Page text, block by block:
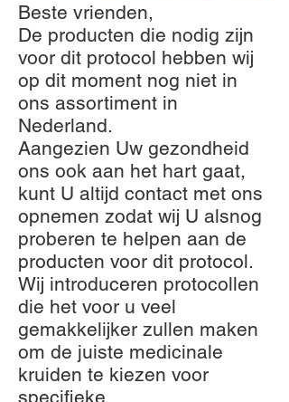
Beste vrienden,
De producten die nodig zijn
voor dit protocol hebben wij
op dit moment nog niet in
ons assortiment in
Nederland.
Aangezien Uw gezondheid
ons ook aan het hart gaat,
kunt U altijd contact met ons
opnemen zodat wij U alsnog
proberen te helpen aan de
producten voor dit protocol.
Wij introduceren protocollen
die het voor u veel
gemakkelijker zullen maken
om de juiste medicinale
kruiden te kiezen voor
specifieke